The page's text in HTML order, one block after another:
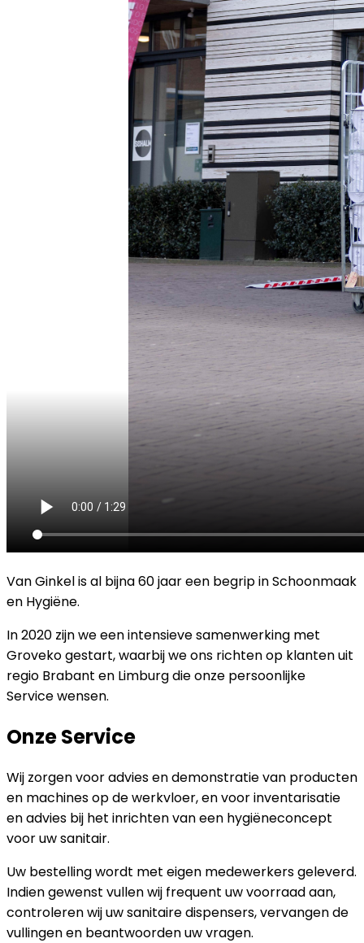
Van Ginkel is al bijna60 jaareen begrip in Schoonmaak
en Hygiëne.
In 2020 zijn we een intensieve samenwerking met
Grovekogestart, waarbij we ons richten op klanten uit
regio Brabant en Limburg die onze persoonlijke
Servicewensen.
Onze Service
Wij zorgen voor advies en demonstratie van producten
en machines op de werkvloer, en voor inventarisatie
en advies bij het inrichten van een hygiëneconcept
voor uw sanitair.
Uw bestelling wordt met eigen medewerkers geleverd.
Indien gewenst vullen wij frequent uw voorraad aan,
controleren wij uw sanitaire dispensers, vervangen de
vullingen en beantwoorden uw vragen.